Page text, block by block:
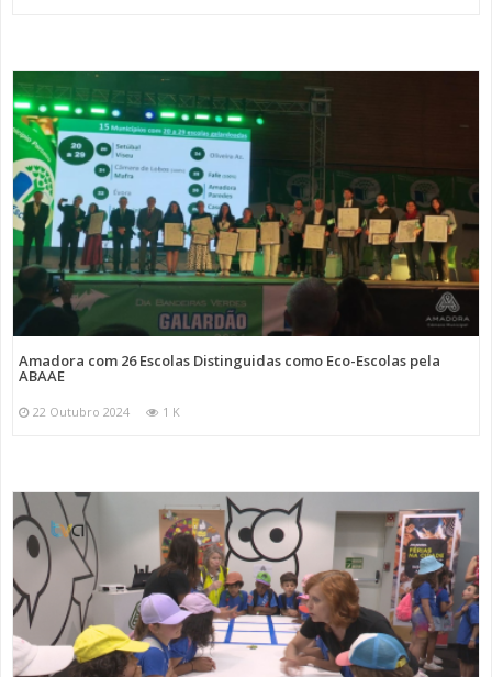
Amadora com 26 Escolas Distinguidas como Eco-Escolas pela
ABAAE
22 Outubro 2024 1 K